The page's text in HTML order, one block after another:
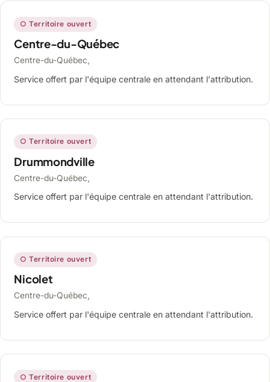
○ Territoire ouvert
Centre-du-Québec
Centre-du-Québec,
Service offert par l'équipe centrale en attendant l'attribution.
○ Territoire ouvert
Drummondville
Centre-du-Québec,
Service offert par l'équipe centrale en attendant l'attribution.
○ Territoire ouvert
Nicolet
Centre-du-Québec,
Service offert par l'équipe centrale en attendant l'attribution.
○ Territoire ouvert